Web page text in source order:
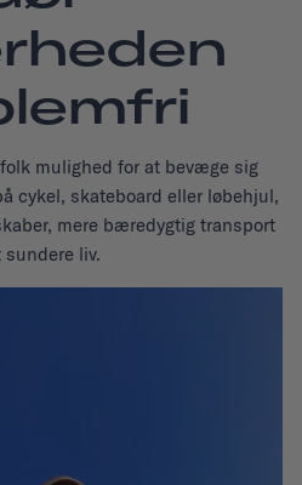
mulighed for at bevæge sig
cykel, skateboard eller løbehjul,
mere bæredygtig transport
sundere liv.